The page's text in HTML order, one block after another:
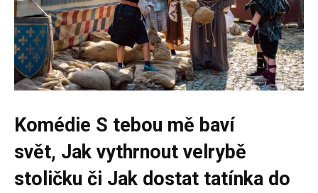
Komédie S tebou mě baví
svět, Jak vythrnout velrybě
stoličku či Jak dostat tatínka do